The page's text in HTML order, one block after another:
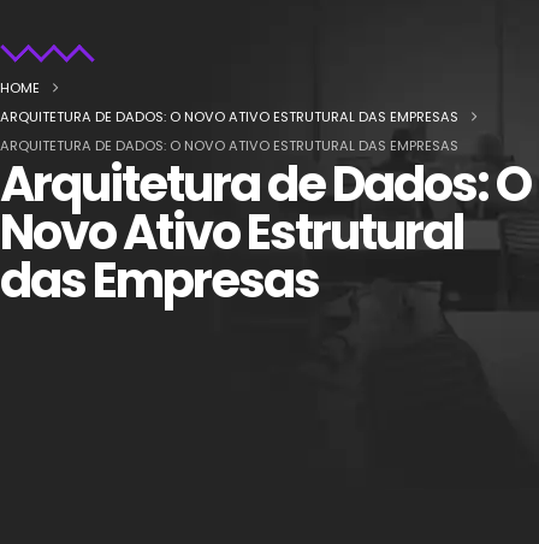
HOME
ARQUITETURA DE DADOS: O NOVO ATIVO ESTRUTURAL DAS EMPRESAS
ARQUITETURA DE DADOS: O NOVO ATIVO ESTRUTURAL DAS EMPRESAS
Arquitetura de Dados: O
Novo Ativo Estrutural
das Empresas